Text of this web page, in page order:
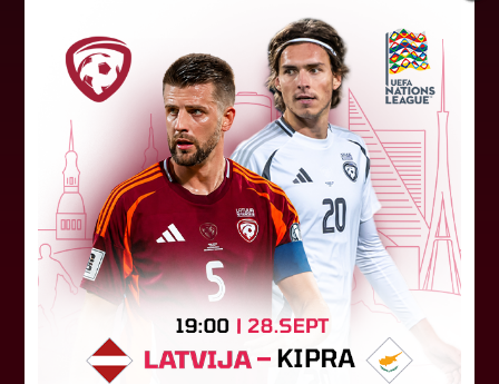
Suminājumi Jānim Engelim!
Latvijas Futbola federācijas (LFF) kolektīvs sūta
dzimšanas dienas sveicienus LFF valdes loceklim
Jānim Engelim! Lai izdodas rast prieku ikdienas
mazajos brīžos un...